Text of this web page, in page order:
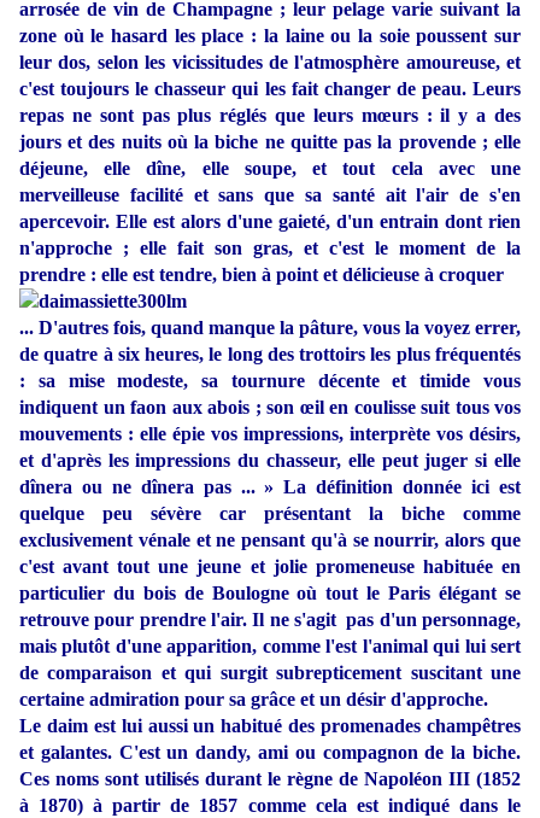
arrosée de vin de Champagne ; leur pelage varie suivant la
zone où le hasard les place : la laine ou la soie poussent sur
leur dos, selon les vicissitudes de l'atmosphère amoureuse, et
c'est toujours le chasseur qui les fait changer de peau. Leurs
repas ne sont pas plus réglés que leurs mœurs : il y a des
jours et des nuits où la biche ne quitte pas la provende ; elle
déjeune, elle dîne, elle soupe, et tout cela avec une
merveilleuse facilité et sans que sa santé ait l'air de s'en
apercevoir. Elle est alors d'une gaieté, d'un entrain dont rien
n'approche ; elle fait son gras, et c'est le moment de la
prendre : elle est tendre, bien à point et délicieuse à croquer
... D'autres fois, quand manque la pâture, vous la voyez errer,
de quatre à six heures, le long des trottoirs les plus fréquentés
: sa mise modeste, sa tournure décente et timide vous
indiquent un faon aux abois ; son œil en coulisse suit tous vos
mouvements : elle épie vos impressions, interprète vos désirs,
et d'après les impressions du chasseur, elle peut juger si elle
dînera ou ne dînera pas ... » La définition donnée ici est
quelque peu sévère car présentant la biche comme
exclusivement vénale et ne pensant qu'à se nourrir, alors que
c'est avant tout une jeune et jolie promeneuse habituée en
particulier du bois de Boulogne où tout le Paris élégant se
retrouve pour prendre l'air. Il ne s'agit pas d'un personnage,
mais plutôt d'une apparition, comme l'est l'animal qui lui sert
de comparaison et qui surgit subrepticement suscitant une
certaine admiration pour sa grâce et un désir d'approche.
Le daim est lui aussi un habitué des promenades champêtres
et galantes. C'est un dandy, ami ou compagnon de la biche.
Ces noms sont utilisés durant le règne de Napoléon III (1852
à 1870) à partir de 1857 comme cela est indiqué dans le